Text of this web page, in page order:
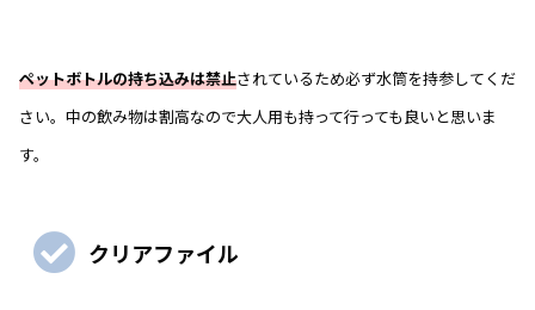
ペットボトルの持ち込みは禁止されているため必ず水筒を持参してくだ
さい。中の飲み物は割高なので大人用も持って行っても良いと思いま
す。
クリアファイル